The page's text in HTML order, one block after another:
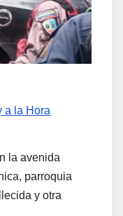
a la Hora
la avenida
parroquia
y otra